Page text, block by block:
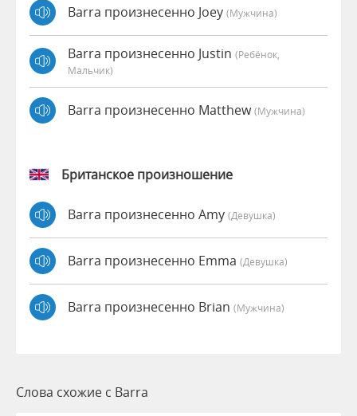
Barra произнесенно Joey (мужчина)
Barra произнесенно Justin (Ребёнок,
Мальчик)
Barra произнесенно Matthew(мужчина)
Британское произношение
Barra произнесенно Amy (девушка)
Barra произнесенно Emma (девушка)
Barra произнесенно Brian (мужчина)
Слова схожие с Barra